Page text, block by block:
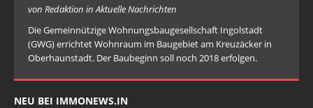
von Redaktion in Aktuelle Nachrichten
Die Gemeinnützige Wohnungsbaugesellschaft Ingolstadt
(GWG) errichtet Wohnraum im Baugebiet am Kreuzäcker in
Oberhaunstadt. Der Baubeginn soll noch 2018 erfolgen.
NEU BEI IMMONEWS.IN